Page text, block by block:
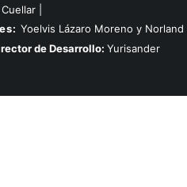
|
Yoelvis Lázaro Moreno y Norland
de Desarrollo: Yurisander